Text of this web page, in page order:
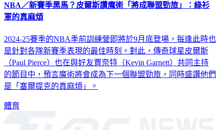
NBA／新賽季黑馬？皮爾斯讚魔術「將成聯盟勁旅」：綠衫
軍的真麻煩
2024-25賽季的NBA季前訓練營即將於9月底登場，每逢此時也
是針對各隊新賽季表現的最佳時刻。對此，傳奇球星皮爾斯
（Paul Pierce）也在與好友賈奈特（Kevin Garnett）共同主持
的節目中，預言魔術將會成為下一個聯盟勁旅，同時盛讚他們
是「塞爾提克的真麻煩」。
體育